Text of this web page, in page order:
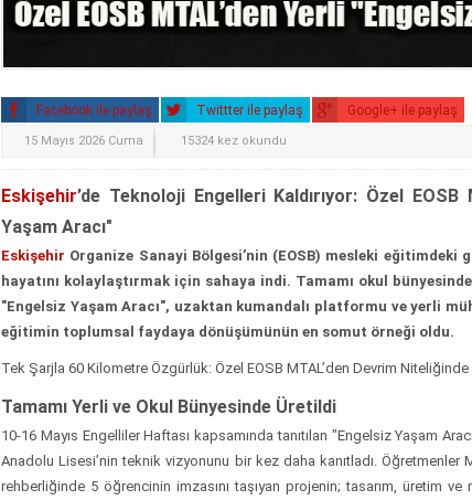
Facebook ile paylaş Twittter ile paylaş Google+ ile paylaş
15 Mayıs 2026 Cuma 15324 kez okundu
Eskişehir’de Teknoloji Engelleri Kaldırıyor: Özel EOSB
Yaşam Aracı"
Eskişehir Organize Sanayi Bölgesi’nin (EOSB) mesleki eğitimdeki
hayatını kolaylaştırmak için sahaya indi. Tamamı okul
"Engelsiz Yaşam Aracı", uzaktan kumandalı platformu ve yerli
eğitimin toplumsal faydaya dönüşümünün en somut örneği oldu.
Tek Şarjla 60 Kilometre Özgürlük: Özel EOSB MTAL’den Devrim Niteliğinde
Tamamı Yerli ve Okul Bünyesinde Üretildi
10-16 Mayıs Engelliler Haftası kapsamında tanıtılan "Engelsiz Yaşam
Anadolu Lisesi’nin teknik vizyonunu bir kez daha kanıtladı.
rehberliğinde 5 öğrencinin imzasını taşıyan projenin; tasarım, üretim